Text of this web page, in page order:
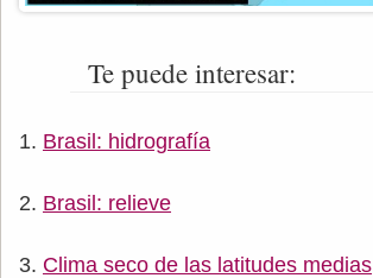
Te puede interesar:
Brasil: hidrografía
Brasil: relieve
Clima seco de las latitudes medias